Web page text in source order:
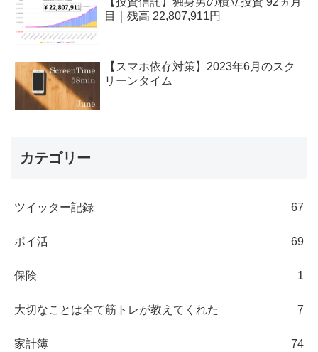
目｜残高 22,807,911円
【スマホ依存対策】2023年6月のスク
リーンタイム
カテゴリー
ツイッター記録 67
ポイ活 69
保険 1
大切なことは全て筋トレが教えてくれた 7
家計簿 74